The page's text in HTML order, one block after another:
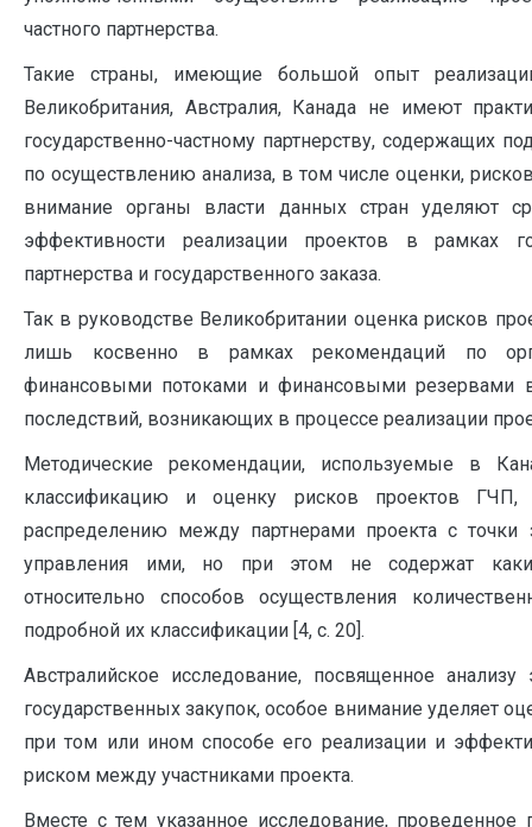
частного партнерства.
Такие страны, имеющие большой опыт
Великобритания, Австралия, Канада не имеют
государственно-частному партнерству, содержащих
по осуществлению анализа, в том числе оценки,
внимание органы власти данных стран уделяют
эффективности реализации проектов в рамках
партнерства и государственного заказа.
Так в руководстве Великобритании оценка рисков
лишь косвенно в рамках рекомендаций по
финансовыми потоками и финансовыми резервами
последствий, возникающих в процессе реализации
Методические рекомендации, используемые в
классификацию и оценку рисков проектов
распределению между партнерами проекта с точки
управления ими, но при этом не содержат
относительно способов осуществления
подробной их классификации [4, с. 20].
Австралийское исследование, посвященное
государственных закупок, особое внимание уделяет
при том или ином способе его реализации и
риском между участниками проекта.
Вместе с тем указанное исследование, проведенное